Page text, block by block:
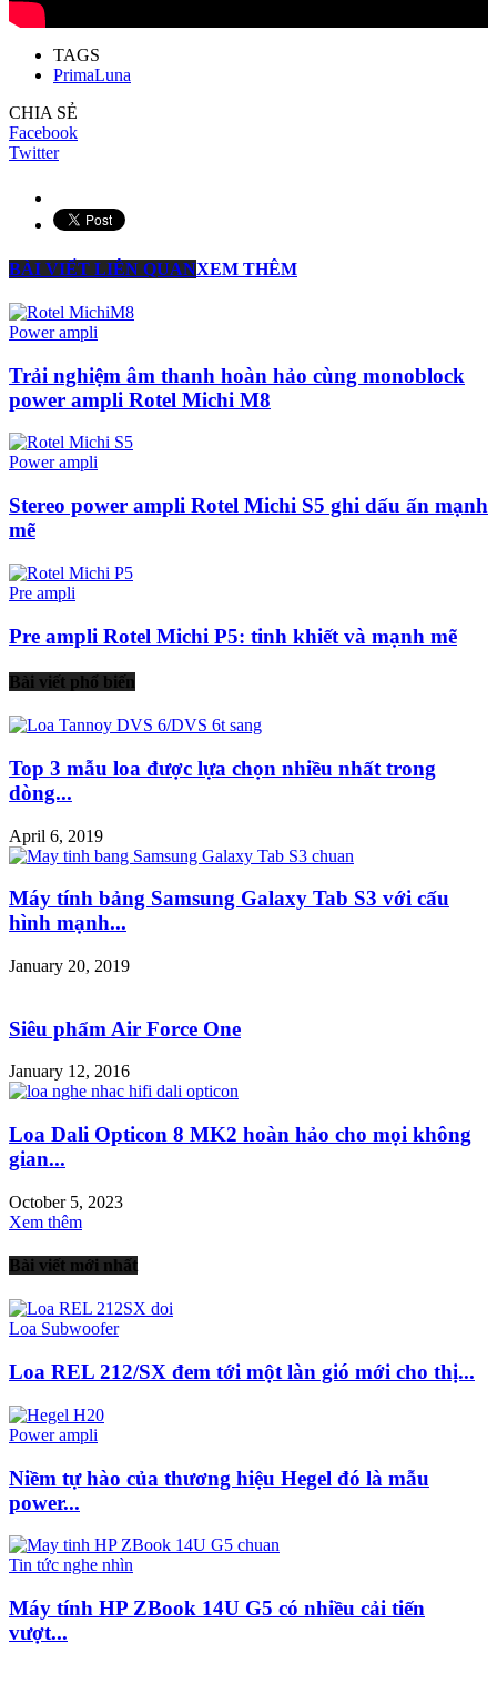
TAGS
PrimaLuna
CHIA SẺ
Facebook
Twitter
BÀI VIẾT LIÊN QUANXEM THÊM
Power ampli
Trải nghiệm âm thanh hoàn hảo cùng monoblock
power ampli Rotel Michi M8
Power ampli
Stereo power ampli Rotel Michi S5 ghi dấu ấn mạnh
mẽ
Pre ampli
Pre ampli Rotel Michi P5: tinh khiết và mạnh mẽ
Bài viết phổ biến
Top 3 mẫu loa được lựa chọn nhiều nhất trong
dòng...
April 6, 2019
Máy tính bảng Samsung Galaxy Tab S3 với cấu
hình mạnh...
January 20, 2019
Siêu phẩm Air Force One
January 12, 2016
Loa Dali Opticon 8 MK2 hoàn hảo cho mọi không
gian...
October 5, 2023
Xem thêm
Bài viết mới nhất
Loa Subwoofer
Loa REL 212/SX đem tới một làn gió mới cho thị...
Power ampli
Niềm tự hào của thương hiệu Hegel đó là mẫu
power...
Tin tức nghe nhìn
Máy tính HP ZBook 14U G5 có nhiều cải tiến
vượt...